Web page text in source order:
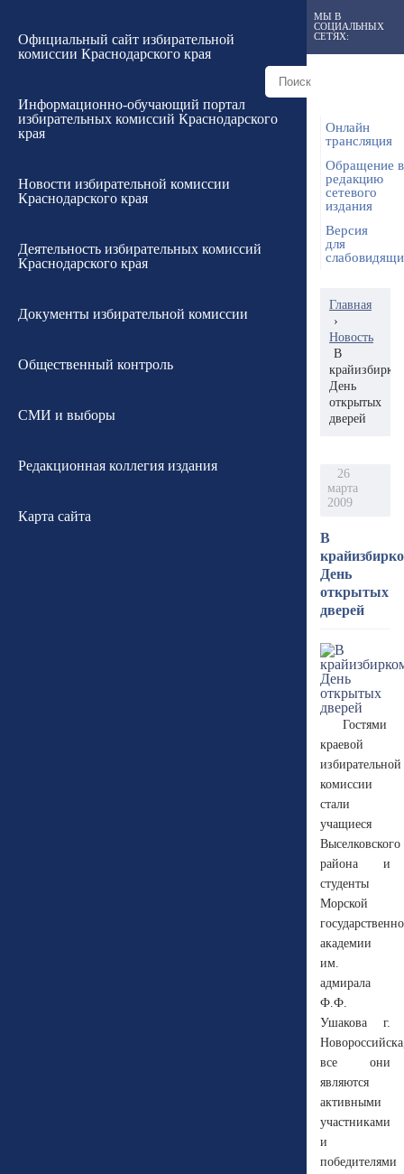
Официальный сайт избирательной
комиссии Краснодарского края
Информационно-обучающий портал
избирательных комиссий Краснодарского
края
Новости избирательной комиссии
Краснодарского края
Деятельность избирательных комиссий
Краснодарского края
Документы избирательной комиссии
Общественный контроль
СМИ и выборы
Редакционная коллегия издания
Карта сайта
МЫ В
СОЦИАЛЬНЫХ
СЕТЯХ:
Онлайн
трансляция
Обращение в
редакцию
сетевого
издания
Версия
для
Главная
›
Новость
В
День
открытых
дверей
26
марта
2009
В
День
открытых
дверей
Гостями
краевой
избирательной
комиссии
стали
учащиеся
Выселковского
района и
студенты
Морской
академии
им.
адмирала
Ф.Ф.
Ушакова г.
все они
являются
активными
участниками
и
победителями